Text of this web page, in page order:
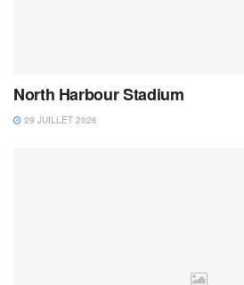
North Harbour Stadium
29 JUILLET 2026